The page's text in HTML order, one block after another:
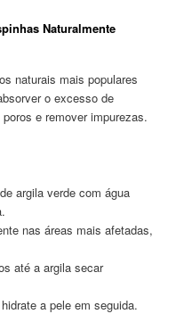
Naturalmente
naturais mais populares
o excesso de
e remover impurezas.
argila verde com água
nas áreas mais afetadas,
até a argila secar
a pele em seguida.